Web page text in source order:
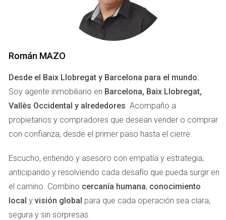
HERRAMIENTAS DE CONTACTO
EN IDEALISTA
El portal Idealista ofrece varias herramientas que facilitan la
continuación, exploraremos cada una de ellas en detalle.
Chat
El chat es una función innovadora que permite a los
usuarios comunicarse en tiempo real. Esta herramienta no
solo agiliza la interacción, sino que también crea un sentido
de urgencia y conexión personal. Imagina que un potencial
comprador ve tu anuncio y tiene preguntas inmediatas; con
el chat, puedes responder al instante, lo que aumenta las
posibilidades de cerrar un trato rápidamente. Además, el
Román MAZO
Desde el Baix Llobregat y Barcelona para el mundo.
Soy agente inmobiliario en Barcelona, Baix Llobregat,
Vallès Occidental y alrededores. Acompaño a
propietarios y compradores que desean vender o comprar
con confianza, desde el primer paso hasta el cierre.
Escucho, entiendo y asesoro con empatía y estrategia,
anticipando y resolviendo cada desafío que pueda surgir en
el camino. Combino cercanía humana, conocimiento
local y visión global para que cada operación sea clara,
segura y sin sorpresas.